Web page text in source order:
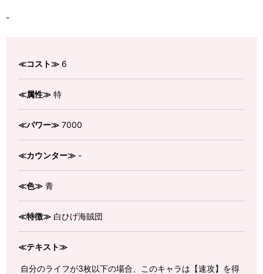
-
≪コスト≫ 6
≪属性≫ 特
≪パワー≫ 7000
≪カウンター≫ -
≪色≫ 青
≪特徴≫ 白ひげ海賊団
≪テキスト≫
自分のライフが3枚以下の場合、このキャラは【速攻】を得